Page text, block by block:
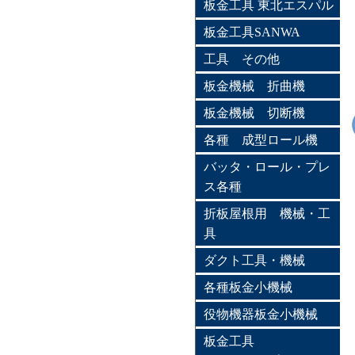
板金工具 東北エスパル
板金工具SANWA
工具 その他
板金機械 折曲機
板金機械 切断機
各種 成型ロール機
バッタ・ロール・プレ
ス各種
折板屋根用 機械・工
具
ダクト工具・機械
各種板金小機械
役物機器板金小機械
板金工具